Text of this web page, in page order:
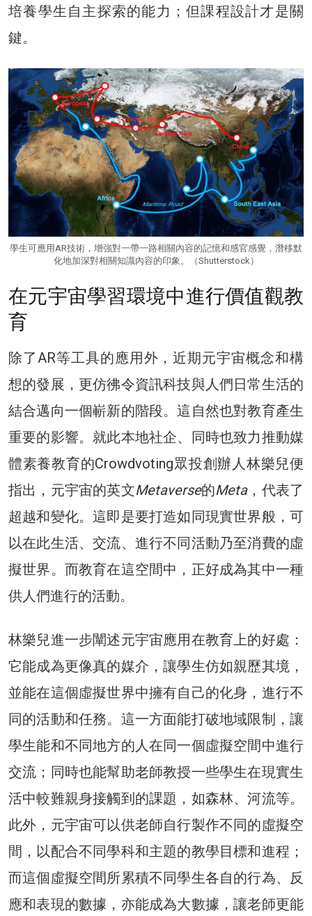
培養學生自主探索的能力；但課程設計才是關
鍵。
學生可應用AR技術，增強對一帶一路相關內容的記憶和感官感覺，潛移默
化地加深對相關知識內容的印象。（Shutterstock）
在元宇宙學習環境中進行價值觀教
育
除了AR等工具的應用外，近期元宇宙概念和構
想的發展，更仿彿令資訊科技與人們日常生活的
結合邁向一個嶄新的階段。這自然也對教育產生
重要的影響。就此本地社企、同時也致力推動媒
體素養教育的Crowdvoting眾投創辦人林樂兒便
指出，元宇宙的英文Metaverse的Meta，代表了
超越和變化。這即是要打造如同現實世界般，可
以在此生活、交流、進行不同活動乃至消費的虛
擬世界。而教育在這空間中，正好成為其中一種
供人們進行的活動。
林樂兒進一步闡述元宇宙應用在教育上的好處：
它能成為更像真的媒介，讓學生仿如親歷其境，
並能在這個虛擬世界中擁有自己的化身，進行不
同的活動和任務。這一方面能打破地域限制，讓
學生能和不同地方的人在同一個虛擬空間中進行
交流；同時也能幫助老師教授一些學生在現實生
活中較難親身接觸到的課題，如森林、河流等。
此外，元宇宙可以供老師自行製作不同的虛擬空
間，以配合不同學科和主題的教學目標和進程；
而這個虛擬空間所累積不同學生各自的行為、反
應和表現的數據，亦能成為大數據，讓老師更能